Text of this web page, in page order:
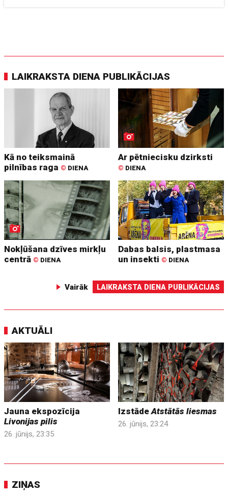
LAIKRAKSTA DIENA PUBLIKĀCIJAS
Kā no teiksmainā
pilnības raga © DIENA
Ar pētniecisku dzirksti
© DIENA
Nokļūšana dzīves mirkļu
centrā © DIENA
Dabas balsis, plastmasa
un insekti © DIENA
Vairāk LAIKRAKSTA DIENA PUBLIKĀCIJAS
AKTUĀLI
Jauna ekspozīcija
Livonijas pilis
26. jūnijs, 23:35
IzstādeAtstātās liesmas
26. jūnijs, 23:24
ZIŅAS